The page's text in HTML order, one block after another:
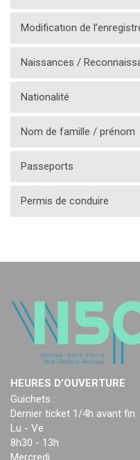
Modification de
Naissances /
Nationalité
Nom de famille / prénom
Passeports
Permis de conduire
HEURES D’OUVERTURE
Guichets :
Dernier ticket 1/4h avant fin
Lu - Ve
8h30 - 13h
Mercredi